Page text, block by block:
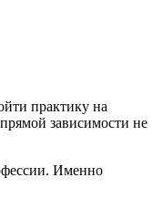
практику на
зависимости не
Именно